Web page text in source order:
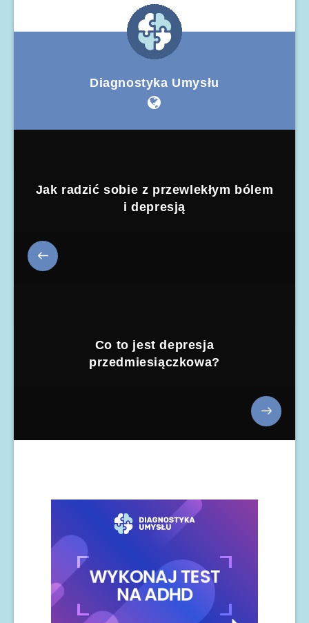
Diagnostyka Umysłu
Jak radzić sobie z przewlekłym bólem
i depresją
Co to jest depresja
przedmiesiączkowa?